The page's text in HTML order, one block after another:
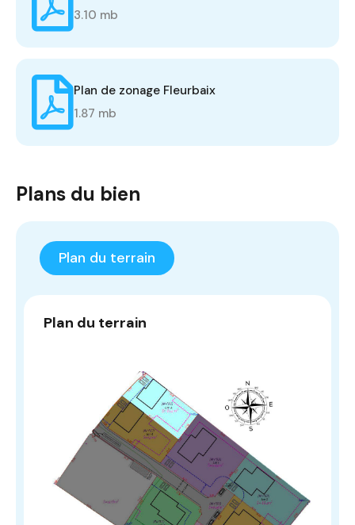
3.10 mb
Plan de zonage Fleurbaix
1.87 mb
Plans du bien
Plan du terrain
Plan du terrain